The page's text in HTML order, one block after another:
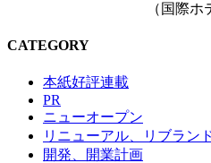
（国際ホ
CATEGORY
本紙好評連載
PR
ニューオープン
リニューアル、リブラン
開発、開業計画